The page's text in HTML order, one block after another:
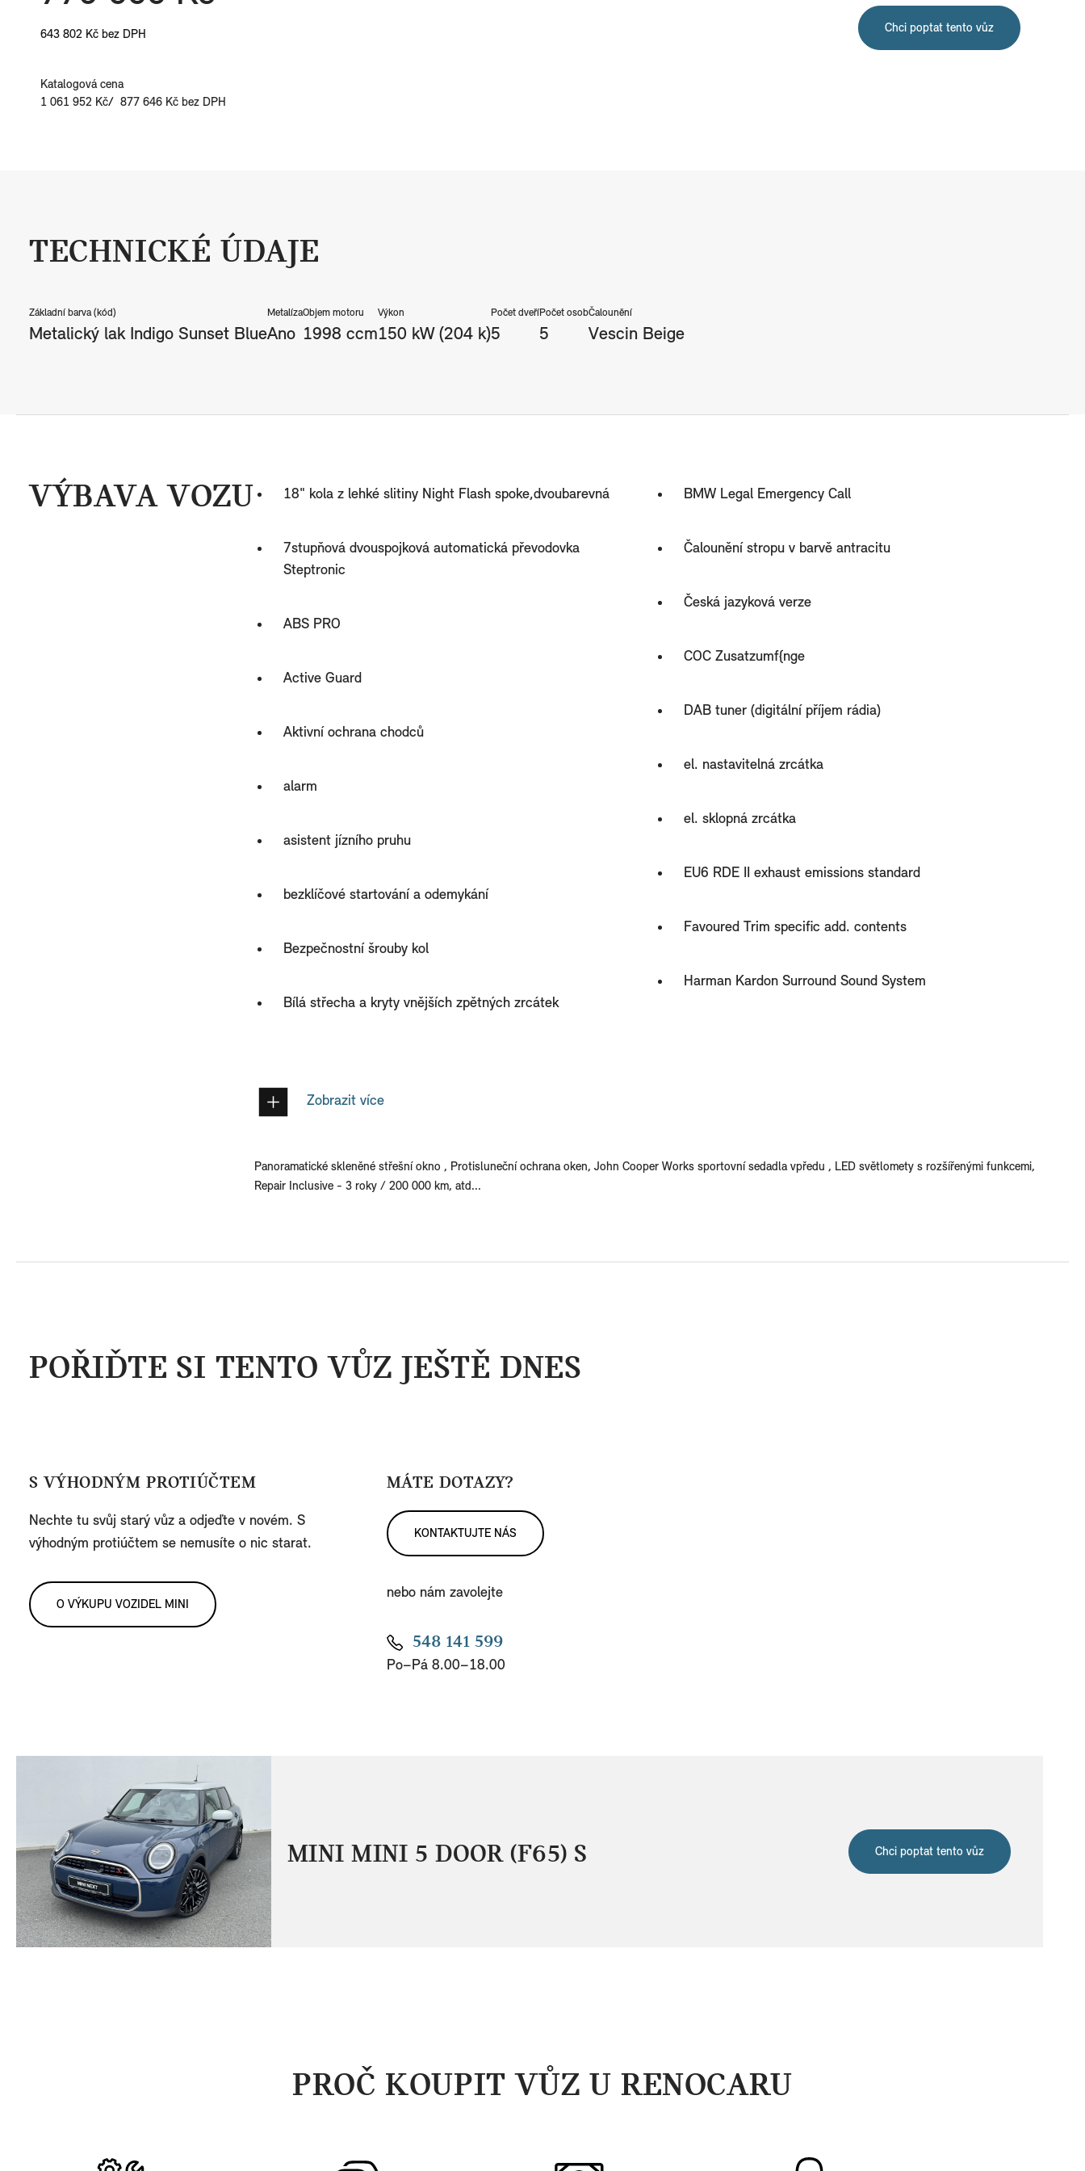
643 802 Kč bez DPH
Katalogová cena
1 061 952 Kč
877 646 Kč bez DPH
Chci poptat tento vůz
TECHNICKÉ ÚDAJE
Základní barva (kód)
Metalický lak Indigo Sunset Blue
Metalíza
Ano
Objem motoru
1998 ccm
Výkon
150 kW (204 k)
Počet dveří
5
Počet osob
5
Čalounění
Vescin Beige
VÝBAVA VOZU 18" kola z lehké slitiny Night Flash spoke,dvoubarevná
7stupňová dvouspojková automatická převodovka
Steptronic
ABS PRO
Active Guard
Aktivní ochrana chodců
alarm
asistent jízního pruhu
bezklíčové startování a odemykání
Bezpečnostní šrouby kol
Bílá střecha a kryty vnějších zpětných zrcátek
BMW Legal Emergency Call
Čalounění stropu v barvě antracitu
Česká jazyková verze
COC Zusatzumf{nge
DAB tuner (digitální příjem rádia)
el. nastavitelná zrcátka
el. sklopná zrcátka
EU6 RDE II exhaust emissions standard
Favoured Trim specific add. contents
Harman Kardon Surround Sound System
Zobrazit více
Panoramatické skleněné střešní okno , Protisluneční ochrana oken, John Cooper Works sportovní sedadla vpředu , LED světlomety s rozšířenými funkcemi,
Repair Inclusive - 3 roky / 200 000 km, atd...
POŘIĎTE SI TENTO VŮZ JEŠTĚ DNES
S VÝHODNÝM PROTIÚČTEM
Nechte tu svůj starý vůz a odjeďte v novém. S
výhodným protiúčtem se nemusíte o nic starat.
O VÝKUPU VOZIDEL MINI
MÁTE DOTAZY?
KONTAKTUJTE NÁS
nebo nám zavolejte
548 141 599
Po–Pá 8.00–18.00
MINI MINI 5 DOOR (F65) S Chci poptat tento vůz
PROČ KOUPIT VŮZ U RENOCARU